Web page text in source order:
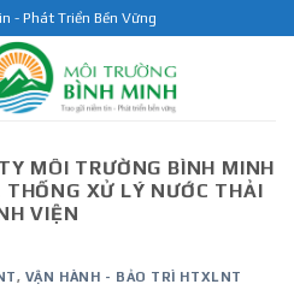
- Phát Triển Bền Vững
MÔI TRƯỜNG BÌNH MINH
XỬ LÝ NƯỚC THẢI
VIỆN
, VẬN HÀNH - BẢO TRÌ HTXLNT